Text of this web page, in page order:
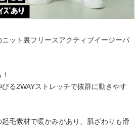
ット裏フリースアクティブイージーパ
る2WAYストレッチで抜群に動きやす
毛素材で暖かみがあり、肌ざわりも滑